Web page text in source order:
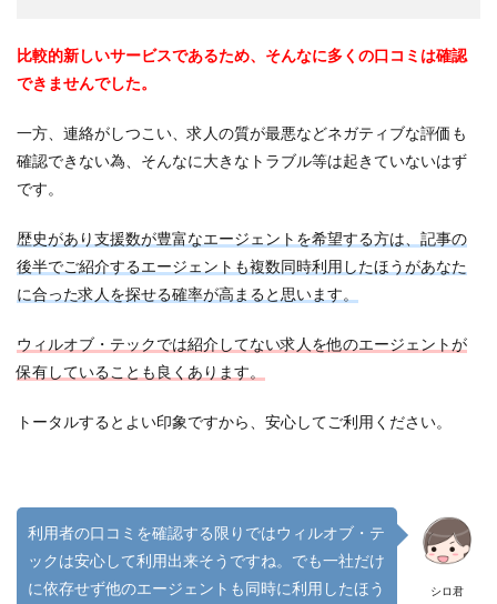
比較的新しいサービスであるため、そんなに多くの口コミは確認
できませんでした。
一方、連絡がしつこい、求人の質が最悪などネガティブな評価も
確認できない為、そんなに大きなトラブル等は起きていないはず
です。
歴史があり支援数が豊富なエージェントを希望する方は、記事の
後半でご紹介するエージェントも複数同時利用したほうがあなた
に合った求人を探せる確率が高まると思います。
ウィルオブ・テックでは紹介してない求人を他のエージェントが
保有していることも良くあります。
トータルするとよい印象ですから、安心してご利用ください。
シロ君
利用者の口コミを確認する限りではウィルオブ・テ
ックは安心して利用出来そうですね。でも一社だけ
に依存せず他のエージェントも同時に利用したほう